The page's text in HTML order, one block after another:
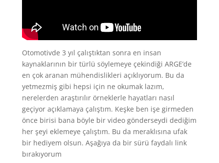
Otomotivde 3 yıl çalıştıktan sonra en insan
kaynaklarının bir türlü söylemeye çekindiği ARGE’de
en çok aranan mühendislikleri açıklıyorum. Bu da
yetmezmiş gibi hepsi için ne okumak lazım,
nerelerden araştırılır örneklerle hayatları nasıl
geçiyor açıklamaya çalıştım. Keşke ben işe girmeden
önce birisi bana böyle bir video gönderseydi dediğim
her şeyi eklemeye çalıştım. Bu da meraklısına ufak
bir hediyem olsun. Aşağıya da bir sürü faydalı link
bırakıyorum